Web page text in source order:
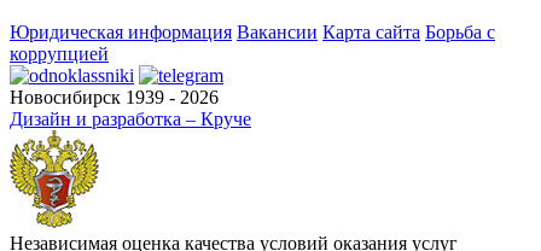
Юридическая информация Вакансии Карта сайта Борьба с
коррупцией
Новосибирск 1939 - 2026
Дизайн и разработка – Круче
Независимая оценка качества условий оказания услуг